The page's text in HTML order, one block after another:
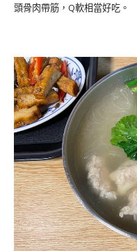
頭骨肉帶筋，Q軟相當好吃。